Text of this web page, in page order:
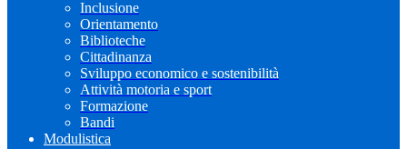
Inclusione
Orientamento
Biblioteche
Cittadinanza
Sviluppo economico e sostenibilità
Attività motoria e sport
Formazione
Bandi
Modulistica